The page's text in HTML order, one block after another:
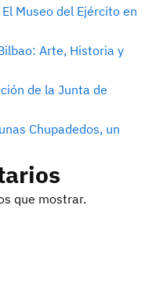
Museo del Ejército en
Arte, Historia y
de la Junta de
Chupadedos, un
que mostrar.